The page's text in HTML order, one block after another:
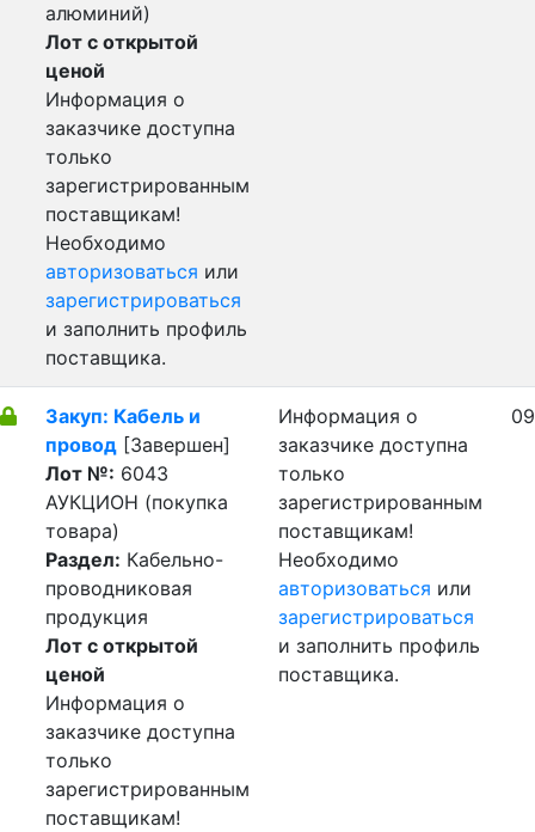
алюминий)
Лот с открытой
ценой
Информация о
заказчике доступна
только
зарегистрированным
поставщикам!
Необходимо
авторизоваться или
зарегистрироваться
и заполнить профиль
поставщика.
Закуп: Кабель и
провод [Завершен]
Лот №: 6043
АУКЦИОН (покупка
товара)
Раздел: Кабельно-
проводниковая
продукция
Лот с открытой
ценой
Информация о
заказчике доступна
только
зарегистрированным
поставщикам!
Информация о
заказчике доступна
только
зарегистрированным
поставщикам!
Необходимо
авторизоваться или
зарегистрироваться
и заполнить профиль
поставщика.